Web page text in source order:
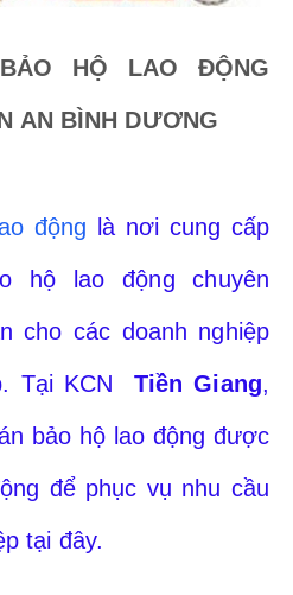
HỘ LAO ĐỘNG
AN BÌNH DƯƠNG
động là nơi cung cấp
hộ lao động chuyên
cho các doanh nghiệp
Tại KCN
Tiền Giang,
bảo hộ lao động được
để phục vụ nhu cầu
tại đây.